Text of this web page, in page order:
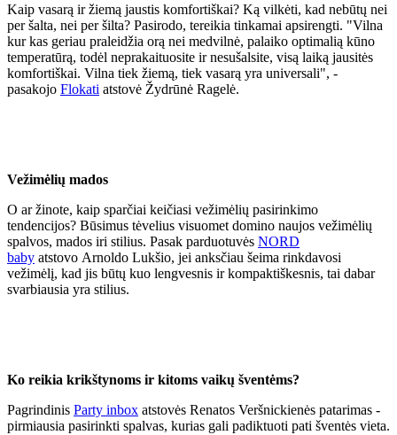
Kaip vasarą ir žiemą jaustis komfortiškai? Ką vilkėti, kad nebūtų nei
per šalta, nei per šilta? Pasirodo, tereikia tinkamai apsirengti. "Vilna
kur kas geriau praleidžia orą nei medvilnė, palaiko optimalią kūno
temperatūrą, todėl neprakaituosite ir nesušalsite, visą laiką jausitės
komfortiškai. Vilna tiek žiemą, tiek vasarą yra universali", -
pasakojo Flokati atstovė Žydrūnė Ragelė.
Vežimėlių mados
O ar žinote, kaip sparčiai keičiasi vežimėlių pasirinkimo
tendencijos? Būsimus tėvelius visuomet domino naujos vežimėlių
spalvos, mados iri stilius. Pasak parduotuvės NORD
baby atstovo Arnoldo Lukšio, jei anksčiau šeima rinkdavosi
vežimėlį, kad jis būtų kuo lengvesnis ir kompaktiškesnis, tai dabar
svarbiausia yra stilius.
Ko reikia krikštynoms ir kitoms vaikų šventėms?
Pagrindinis Party inbox atstovės Renatos Veršnickienės patarimas -
pirmiausia pasirinkti spalvas, kurias gali padiktuoti pati šventės vieta.